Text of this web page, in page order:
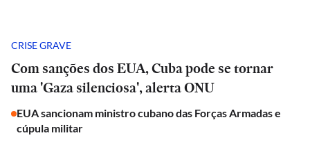
CRISE GRAVE
Com sanções dos EUA, Cuba pode se tornar
uma 'Gaza silenciosa', alerta ONU
EUA sancionam ministro cubano das Forças Armadas e
cúpula militar